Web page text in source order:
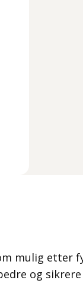
mulig etter
og